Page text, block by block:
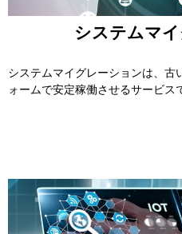
システムマ
システムマイグレーションは、古
ォームで安定稼働させるサービス